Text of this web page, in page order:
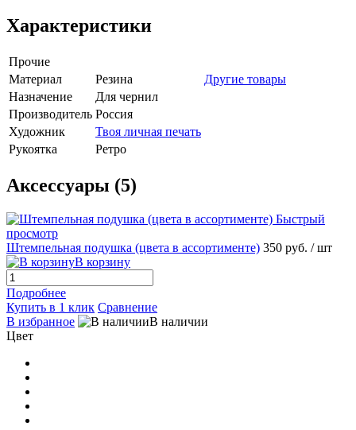
Характеристики
Прочие
Материал
Резина
Другие товары
Назначение
Для чернил
Производитель Россия
Художник
Твоя личная печать
Рукоятка
Ретро
Аксессуары (5)
Быстрый
просмотр
Штемпельная подушка (цвета в ассортименте) 350 руб. / шт
В корзину
Подробнее
Купить в 1 клик Сравнение
В избранное
В наличии
Цвет